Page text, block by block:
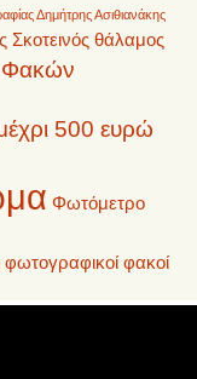
Δημήτρης Ασιθιανάκης
Σκοτεινός θάλαμος
Φακών
500 ευρώ
Φωτόμετρο
φωτογραφικοί φακοί